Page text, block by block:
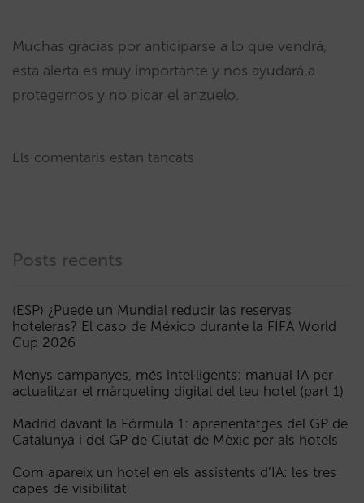
Muchas gracias por anticiparse a lo que vendrá,
esta alerta es muy importante y nos ayudará a
protegernos y no picar el anzuelo.
Els comentaris estan tancats
Posts recents
(ESP) ¿Puede un Mundial reducir las reservas
hoteleras? El caso de México durante la FIFA World
Cup 2026
Menys campanyes, més intel·ligents: manual IA per
actualitzar el màrqueting digital del teu hotel (part 1)
Madrid davant la Fórmula 1: aprenentatges del GP de
Catalunya i del GP de Ciutat de Mèxic per als hotels
Com apareix un hotel en els assistents d’IA: les tres
capes de visibilitat